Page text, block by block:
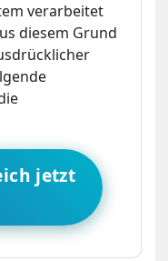
verarbeitet
diesem Grund
jetzt